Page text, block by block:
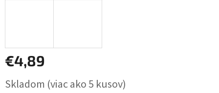
€4,89
cena:
Skladom (viac ako 5 kusov)